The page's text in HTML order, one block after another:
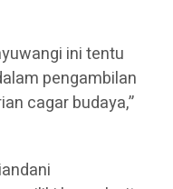
ini tentu
pengambilan
cagar budaya,”